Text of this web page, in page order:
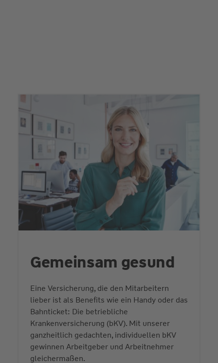
Gemeinsam gesund
Eine Versicherung, die den Mitarbeitern
lieber ist als Benefits wie ein Handy oder das
Bahnticket: Die betriebliche
Krankenversicherung (bKV). Mit unserer
ganzheitlich gedachten, individuellen bKV
gewinnen Arbeitgeber und Arbeitnehmer
gleichermaßen.